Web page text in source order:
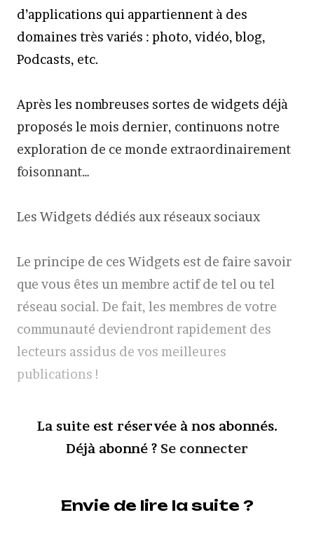
d’applications qui appartiennent à des
domaines très variés : photo, vidéo, blog,
Podcasts, etc.
Après les nombreuses sortes de widgets déjà
proposés le mois dernier, continuons notre
exploration de ce monde extraordinairement
foisonnant…
Les Widgets dédiés aux réseaux sociaux
Le principe de ces Widgets est de faire savoir
que vous êtes un membre actif de tel ou tel
réseau social. De fait, les membres de votre
communauté deviendront rapidement des
lecteurs assidus de vos meilleures
publications !
La suite est réservée à nos abonnés.
Déjà abonné ? Se connecter
Envie de lire la suite ?